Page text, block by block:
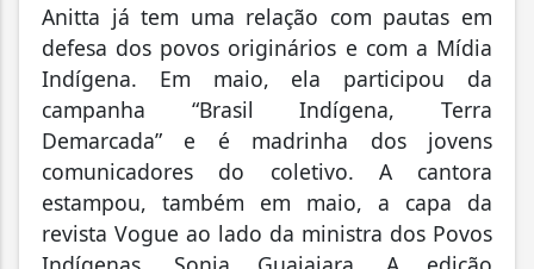
Anitta já tem uma relação com pautas em
defesa dos povos originários e com a Mídia
Indígena. Em maio, ela participou da
campanha “Brasil Indígena, Terra
Demarcada” e é madrinha dos jovens
comunicadores do coletivo. A cantora
estampou, também em maio, a capa da
revista Vogue ao lado da ministra dos Povos